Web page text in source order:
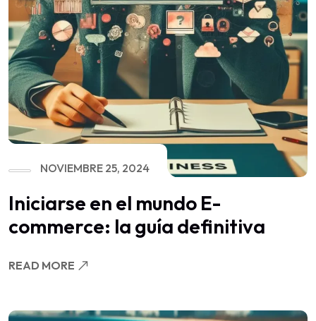
NOVIEMBRE 25, 2024
Iniciarse en el mundo E-
commerce: la guía definitiva
READ MORE